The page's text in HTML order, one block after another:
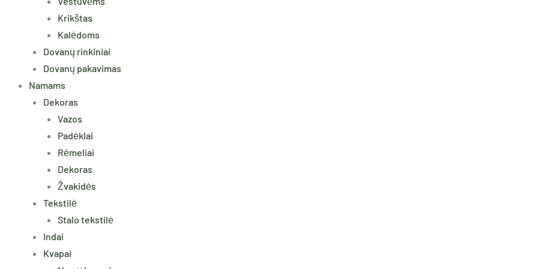
Krikštas
Kalėdoms
Dovanų rinkiniai
Dovanų pakavimas
Namams
Dekoras
Vazos
Padėklai
Rėmeliai
Dekoras
Žvakidės
Tekstilė
Stalo tekstilė
Indai
Kvapai